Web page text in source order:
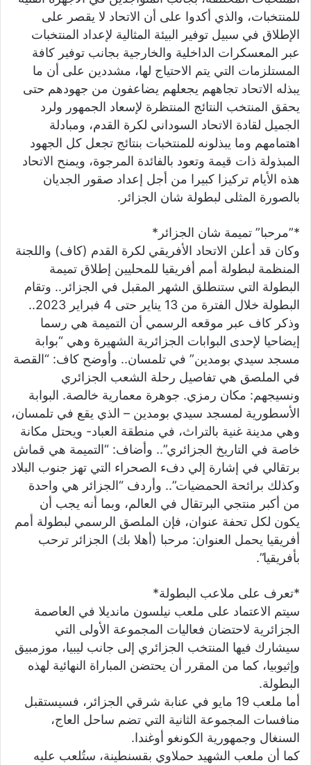
للمنتخبات، والذي أكدوا على أن الاتحاد لا يقصر على
الإطلاق في سبيل توفير البيئة المثالية لإعداد المنتخبات
عبر المعسكرات الداخلية والخارجية بجانب توفير كافة
المستلزمات التي يتم الاحتياج لها، مشددين على أن ما
يبذله الاتحاد تجاههم يجعلهم يضاعفون من جهودهم حتى
يحقق المنتخب النتائج المنتظرة لإسعاد الجمهور ولرد
الجميل لقادة الاتحاد السوداني لكرة القدم، ومبادلة
اهتمامهم وما يبذلونه للمنتخبات بنتائج تجعل كل الجهود
المبذولة ذات قيمة وتعود بالفائدة المرجوة، ويمنح الاتحاد
هذه الأيام تركيزا كبيرا من أجل إعداد صقور الجديان
بالصورة المثلى لبطولة شان الجزائر.
*”مرحبا” تميمة شان الجزائر*
وكان قد أعلن الاتحاد الأفريقي لكرة القدم (كاف) واللجنة
المنظمة لبطولة أمم أفريقيا للمحليين إطلاق تميمة
البطولة التي ستنطلق الشهر المقبل في الجزائر.. وتقام
البطولة خلال الفترة من 13 يناير حتى 4 فبراير 2023..
وذكر كاف عبر موقعه الرسمي أن التميمة هي رسما
إيضاحيا لإحدى البوابات الجزائرية الشهيرة وهي “بوابة
مسجد سيدي بومدين” في تلمسان.. وأوضح كاف: “القصة
في الملصق هي تفاصيل رحلة الشعب الجزائري
ونسيجهم: مكان رمزي. جوهرة معمارية خالصة. البوابة
الأسطورية لمسجد سيدي بومدين – الذي يقع في تلمسان،
وهي مدينة غنية بالتراث، في منطقة العباد- ويحتل مكانة
خاصة في التاريخ الجزائري”.. وأضاف: “التميمة هي قماش
برتقالي في إشارة إلي دفء الصحراء التي تهز جنوب البلاد
وكذلك برائحة الحمضيات”.. وأردف “الجزائر هي واحدة
من أكبر منتجي البرتقال في العالم، وبما أنه يجب أن
يكون لكل تحفة عنوان، فإن الملصق الرسمي لبطولة أمم
أفريقيا يحمل العنوان: مرحبا (أهلا بك) الجزائر ترحب
بأفريقيا”.
*تعرف على ملاعب البطولة*
سيتم الاعتماد على ملعب نيلسون مانديلا في العاصمة
الجزائرية لاحتضان فعاليات المجموعة الأولى التي
سيشارك فيها المنتخب الجزائري إلى جانب ليبيا، موزمبيق
وإثيوبيا، كما من المقرر أن يحتضن المباراة النهائية لهذه
البطولة.
أما ملعب 19 مايو في عنابة شرقي الجزائر، فسيستقبل
منافسات المجموعة الثانية التي تضم ساحل العاج،
السنغال وجمهورية الكونغو أوغندا.
كما أن ملعب الشهيد حملاوي بقسنطينة، ستُلعب عليه